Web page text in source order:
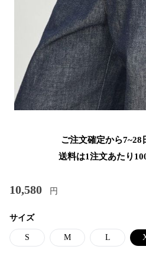
ご注文確定から7~28
送料は1注文あたり
10,580 円
サイズ
S M L